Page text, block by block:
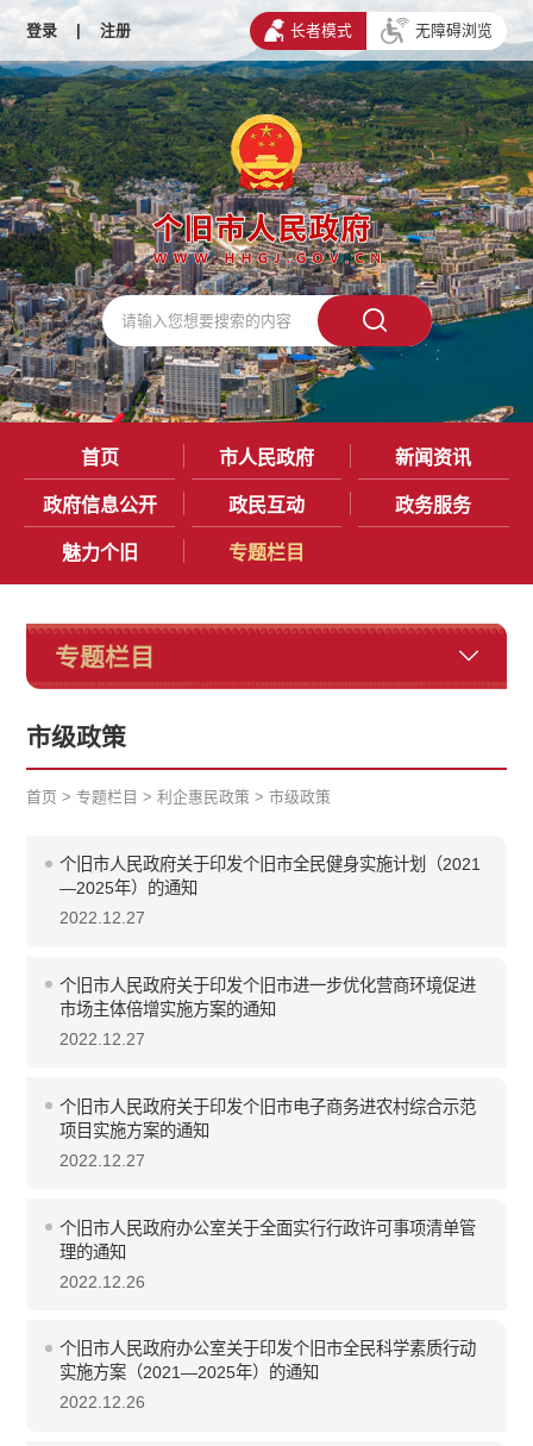
登录 | 注册 长者模式 无障碍浏览
首页 市人民政府 新闻资讯
政府信息公开 政民互动 政务服务
魅力个旧 专题栏目
专题栏目
市级政策
首页 >专题栏目 >利企惠民政策 >市级政策
个旧市人民政府关于印发个旧市全民健身实施计划（2021
—2025年）的通知
2022.12.27
个旧市人民政府关于印发个旧市进一步优化营商环境促进
市场主体倍增实施方案的通知
2022.12.27
个旧市人民政府关于印发个旧市电子商务进农村综合示范
项目实施方案的通知
2022.12.27
个旧市人民政府办公室关于全面实行行政许可事项清单管
理的通知
2022.12.26
个旧市人民政府办公室关于印发个旧市全民科学素质行动
实施方案（2021—2025年）的通知
2022.12.26